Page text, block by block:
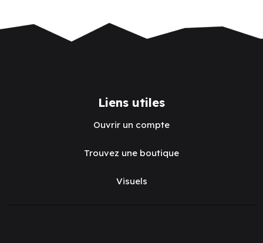
Liens utiles
Ouvrir un compte
Trouvez une boutique
Visuels